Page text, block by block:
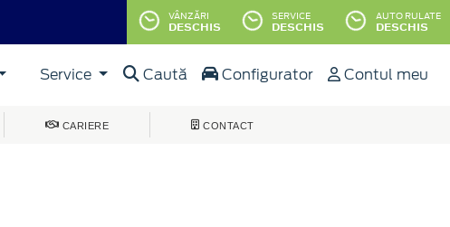
VÂNZĂRI
DESCHIS
SERVICE
DESCHIS
AUTO RULATE
DESCHIS
Service Caută Configurator Contul meu
CARIERE CONTACT